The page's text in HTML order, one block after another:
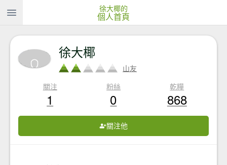
徐大椰的
個人首頁
徐大椰
山友
關注
1
粉絲
0
乾糧
868
關注他